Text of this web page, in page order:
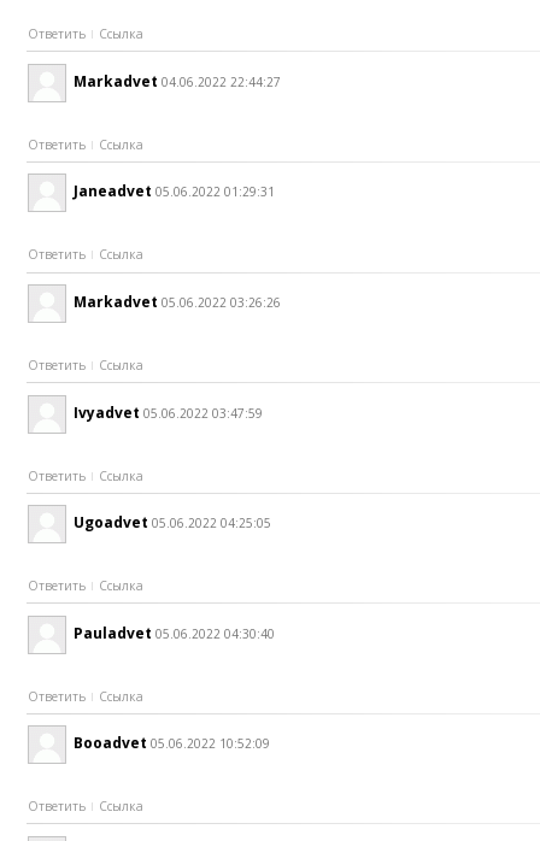
Ответить Ссылка
Markadvet 04.06.2022 22:44:27
Ответить Ссылка
Janeadvet 05.06.2022 01:29:31
Ответить Ссылка
Markadvet 05.06.2022 03:26:26
Ответить Ссылка
Ivyadvet 05.06.2022 03:47:59
Ответить Ссылка
Ugoadvet 05.06.2022 04:25:05
Ответить Ссылка
Pauladvet 05.06.2022 04:30:40
Ответить Ссылка
Booadvet 05.06.2022 10:52:09
Ответить Ссылка